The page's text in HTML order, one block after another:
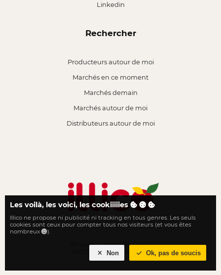
Linkedin
Rechercher
Producteurs autour de moi
Marchés en ce moment
Marchés demain
Marchés autour de moi
Distributeurs autour de moi
Le local n'a jamais été aussi proche
18 rue du Général De Gaulle
76270 Neufchâtel-en-Bray
Les voilà, les voici, les cookiiiiies
Illico ne propose ni publicité ni tracking en tous genres. Les seuls
cookies sont ceux pour compter tous nos visiteurs (et vous êtes
nombreux
).
Non Ok, pas de soucis